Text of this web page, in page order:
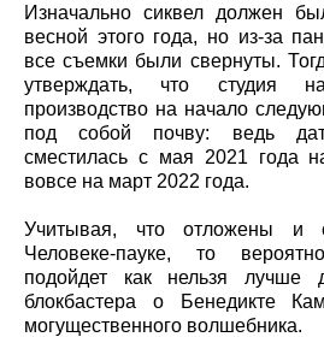
Изначально сиквел должен
весной этого года, но из-за
все съемки были свернуты.
утверждать, что студия
производство на начало
под собой почву: ведь
сместилась с мая 2021 года
вовсе на март 2022 года.
Учитывая, что отложены и
Человеке-пауке, то
подойдет как нельзя лучше
блокбастера о Бенедикте
могущественного волшебника.